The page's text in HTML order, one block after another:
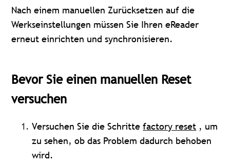
Nach einem manuellen Zurücksetzen auf die
Werkseinstellungen müssen Sie Ihren eReader
erneut einrichten und synchronisieren.
Bevor Sie einen manuellen Reset
versuchen
Versuchen Sie die Schrittefactory reset , um
zu sehen, ob das Problem dadurch behoben
wird.